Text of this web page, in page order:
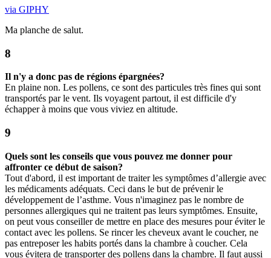
via GIPHY
Ma planche de salut.
Il n'y a donc pas de régions épargnées?
En plaine non. Les pollens, ce sont des particules très fines qui sont
transportés par le vent. Ils voyagent partout, il est difficile d'y
échapper à moins que vous viviez en altitude.
Quels sont les conseils que vous pouvez me donner pour
affronter ce début de saison?
Tout d'abord, il est important de traiter les symptômes d’allergie avec
les médicaments adéquats. Ceci dans le but de prévenir le
développement de l’asthme. Vous n'imaginez pas le nombre de
personnes allergiques qui ne traitent pas leurs symptômes. Ensuite,
on peut vous conseiller de mettre en place des mesures pour éviter le
contact avec les pollens. Se rincer les cheveux avant le coucher, ne
pas entreposer les habits portés dans la chambre à coucher. Cela
vous évitera de transporter des pollens dans la chambre. Il faut aussi